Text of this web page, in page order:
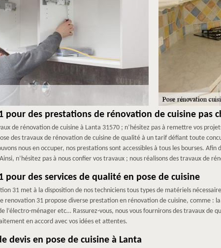
pour des prestations de rénovation de cuisine pas
de rénovation de cuisine à Lanta 31570 ; n’hésitez pas à remettre vos
des travaux de rénovation de cuisine de qualité à un tarif défiant toute
nous en occuper, nos prestations sont accessibles à tous les bourses.
n’hésitez pas à nous confier vos travaux ; nous réalisons des travaux de
pour des services de qualité en pose de cuisine
31 met à la disposition de nos techniciens tous types de matériels
renovation 31 propose diverse prestation en rénovation de cuisine, comme :
l’électro-ménager etc… Rassurez-vous, nous vous fournirons des travaux de
en accord avec vos idées et attentes.
devis en pose de cuisine à Lanta